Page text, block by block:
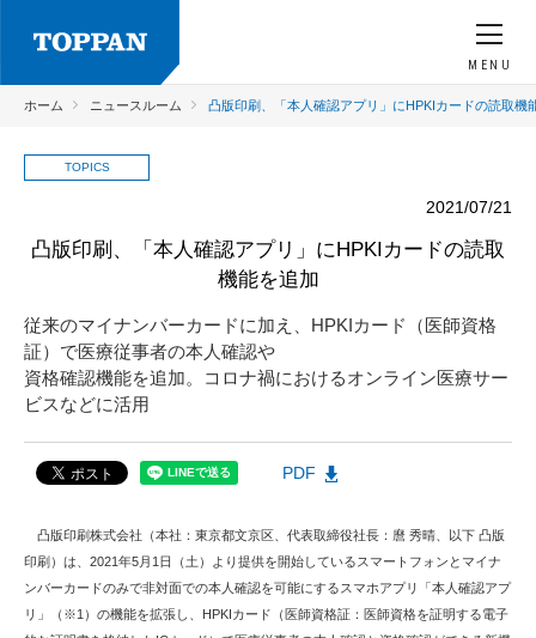
MENU
ホーム ニュースルーム 凸版印刷、「本人確認アプリ」にHPKIカードの読取機
TOPICS
2021/07/21
凸版印刷、「本人確認アプリ」にHPKIカードの読取
機能を追加
従来のマイナンバーカードに加え、HPKIカード（医師資格
証）で医療従事者の本人確認や
資格確認機能を追加。コロナ禍におけるオンライン医療サー
ビスなどに活用
PDF
凸版印刷株式会社（本社：東京都文京区、代表取締役社長：麿 秀晴、以下 凸版
印刷）は、2021年5月1日（土）より提供を開始しているスマートフォンとマイナ
ンバーカードのみで非対面での本人確認を可能にするスマホアプリ「本人確認アプ
リ」（※1）の機能を拡張し、HPKIカード（医師資格証：医師資格を証明する電子